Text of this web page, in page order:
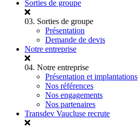
Sorties de groupe
03. Sorties de groupe
Présentation
Demande de devis
Notre entreprise
04. Notre entreprise
Présentation et implantations
Nos références
Nos engagements
Nos partenaires
Transdev Vaucluse recrute